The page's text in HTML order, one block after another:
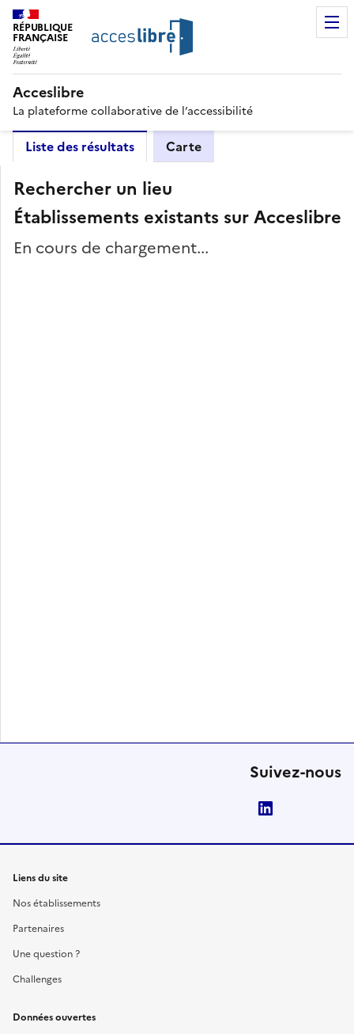
RÉPUBLIQUE
FRANÇAISE
Acceslibre
La plateforme collaborative de l’accessibilité
Liste des résultats Carte
Rechercher un lieu
Établissements existants sur Acceslibre
En cours de chargement...
Suivez-nous
Liens du site
Nos établissements
Partenaires
Une question ?
Challenges
Données ouvertes